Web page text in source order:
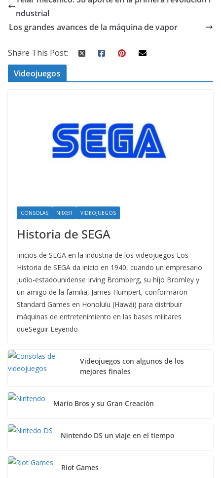
ndustrial
Los grandes avances de la máquina de vapor
Share This Post:
Videojuegos
CONSOLAS NIIXER VIDEOJUEGOS
Historia de SEGA
Inicios de SEGA en la industria de los videojuegos Los
Historia de SEGA da inicio en 1940, cuando un empresario
judío-estadounidense Irving Bromberg, su hijo Bromley y
un amigo de la familia, James Humpert, conformaron
Standard Games en Honolulu (Hawái) para distribuir
máquinas de entretenimiento en las bases militares
queSeguir Leyendo
Videojuegos con algunos de los
mejores finales
Mario Bros y su Gran Creación
Nintendo DS un viaje en el tiempo
Riot Games